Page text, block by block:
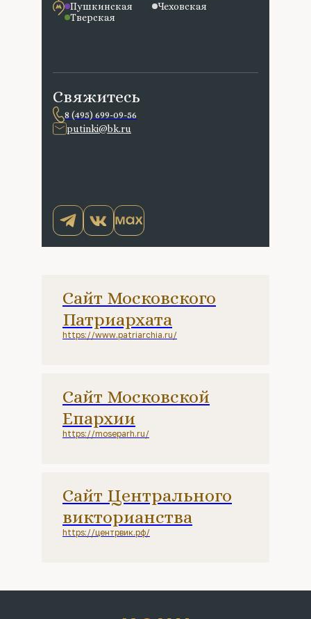
Свяжитесь
8 (495) 699-09-56
putinki@bk.ru
Пушкинская
Чеховская
Тверская
Сайт Центрального
викторианства
https://центрвик.рф/
Сайт Московской
Епархии
https://moseparh.ru/
Сайт Московского
Патриархата
https://www.patriarchia.ru/